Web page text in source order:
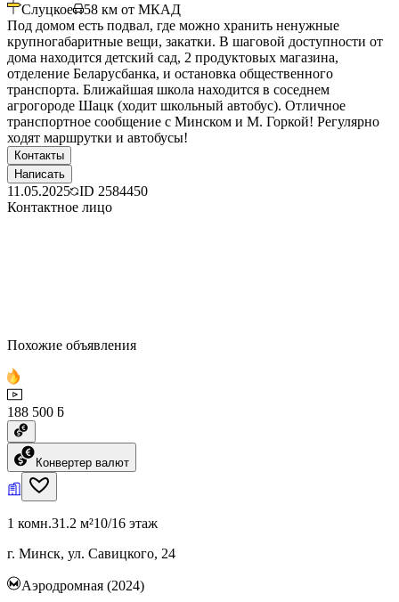
Слуцкое 58 км от МКАД
Под домом есть подвал, где можно хранить ненужные
крупногабаритные вещи, закатки. В шаговой доступности от
дома находится детский сад, 2 продуктовых магазина,
отделение Беларусбанка, и остановка общественного
транспорта. Ближайшая школа находится в соседнем
агрогороде Шацк (ходит школьный автобус). Отличное
транспортное сообщение с Минском и М. Горкой! Регулярно
ходят маршрутки и автобусы!
Контакты
Написать
11.05.2025 ID 2584450
Контактное лицо
Похожие объявления
188 500 ƃ
Конвертер валют
1 комн.31.2 м²10/16 этаж
г. Минск, ул. Савицкого, 24
Аэродромная (2024)